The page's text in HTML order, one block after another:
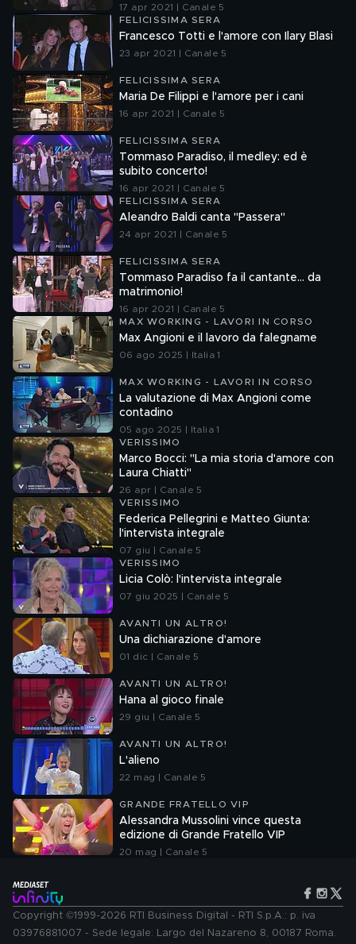
17 apr 2021 | Canale 5
FELICISSIMA SERA
Francesco Totti e l'amore con Ilary Blasi
23 apr 2021 | Canale 5
FELICISSIMA SERA
Maria De Filippi e l'amore per i cani
16 apr 2021 | Canale 5
FELICISSIMA SERA
Tommaso Paradiso, il medley: ed è
subito concerto!
16 apr 2021 | Canale 5
FELICISSIMA SERA
Aleandro Baldi canta "Passera"
24 apr 2021 | Canale 5
FELICISSIMA SERA
Tommaso Paradiso fa il cantante... da
matrimonio!
16 apr 2021 | Canale 5
MAX WORKING - LAVORI IN CORSO
Max Angioni e il lavoro da falegname
06 ago 2025 | Italia 1
MAX WORKING - LAVORI IN CORSO
La valutazione di Max Angioni come
contadino
05 ago 2025 | Italia 1
VERISSIMO
Marco Bocci: "La mia storia d'amore con
Laura Chiatti"
26 apr | Canale 5
VERISSIMO
Federica Pellegrini e Matteo Giunta:
l'intervista integrale
07 giu | Canale 5
VERISSIMO
Licia Colò: l'intervista integrale
07 giu 2025 | Canale 5
AVANTI UN ALTRO!
Una dichiarazione d'amore
01 dic | Canale 5
AVANTI UN ALTRO!
Hana al gioco finale
29 giu | Canale 5
AVANTI UN ALTRO!
L'alieno
22 mag | Canale 5
GRANDE FRATELLO VIP
Alessandra Mussolini vince questa
edizione di Grande Fratello VIP
20 mag | Canale 5
Copyright ©1999-2026 RTI Business Digital - RTI S.p.A.: p. iva
03976881007 - Sede legale: Largo del Nazareno 8, 00187 Roma.